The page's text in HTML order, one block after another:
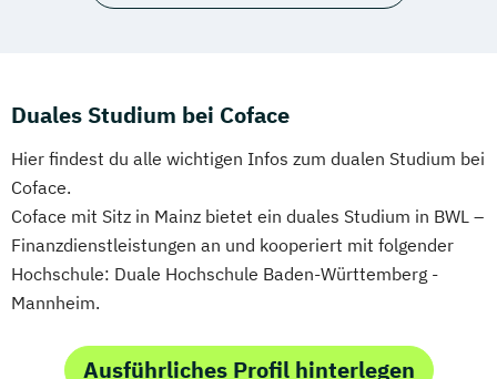
Duales Studium bei Coface
Hier findest du alle wichtigen Infos zum dualen Studium bei
Coface.
Coface mit Sitz in Mainz bietet ein duales Studium in BWL –
Finanzdienstleistungen an und kooperiert mit folgender
Hochschule: Duale Hochschule Baden-Württemberg -
Mannheim.
Ausführliches Profil hinterlegen